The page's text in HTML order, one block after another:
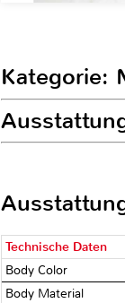
Kategorie:
Technische Daten
Body Color
Body Material